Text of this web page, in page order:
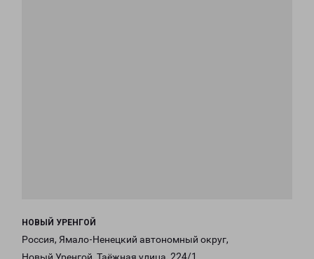
НОВЫЙ УРЕНГОЙ
Россия, Ямало-Ненецкий автономный округ,